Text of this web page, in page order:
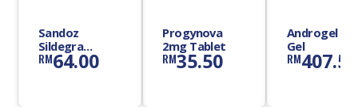
Sandoz
Sildegra
100mg Tablet
RM64.00
Progynova
2mg Tablet
RM35.50
Androgel 1%
Gel
RM407.58